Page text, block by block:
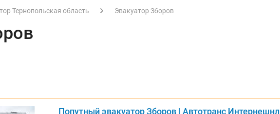
Тернопольская область Эвакуатор Зборов
Попутный эвакуатор Зборов | Автотранс Интернешнл